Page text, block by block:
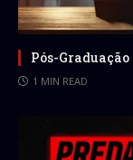
Pós-
1 MIN READ